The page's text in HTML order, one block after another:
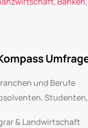
und Berufe
& Landwirtschaft